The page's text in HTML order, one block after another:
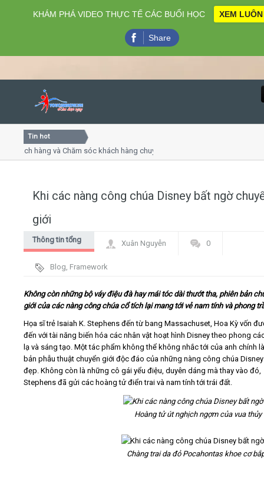
Close
Home
Video
Kiến thức
Liên hệ - Đăng ký
Tìm kiếm
Tin hot
hàng và Chăm sóc khách hàng chuyên nghiệp
Khi các nàng công chúa Disney bất ngờ
giới
Thông tin tổng
Xuân Nguyễn 0
Blog, Framework
Không còn những bộ váy điệu đà hay mái tóc dài thướt tha, phiên bản
giới của các nàng công chúa cổ tích lại mang tới vẻ nam tính và phong
Họa sĩ trẻ Isaiah K. Stephens đến từ bang Massachuset, Hoa Kỳ vốn
đến với tài năng biến hóa các nhân vật hoạt hình Disney theo phong
lạ và sáng tạo. Một tác phẩm không thể không nhắc tới của anh chính
bản phẫu thuật chuyển giới độc đáo của những nàng công chúa
đẹp. Không còn là những cô gái yểu điệu, duyên dáng mà thay vào đó,
Stephens đã gửi các hoàng tử điển trai và nam tính tới trái đất.
Hoàng tử út nghịch ngợm của vua thủy
Chàng trai da đỏ Pocahontas khoe cơ
KHÁM PHÁ VIDEO THỰC TẾ CÁC BUỔI HỌC XEM LUÔN
Share